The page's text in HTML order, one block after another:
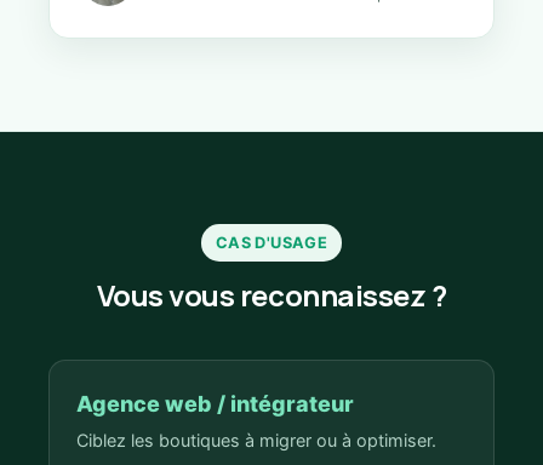
CAS D'USAGE
Vous vous reconnaissez ?
Agence web / intégrateur
Ciblez les boutiques à migrer ou à optimiser.